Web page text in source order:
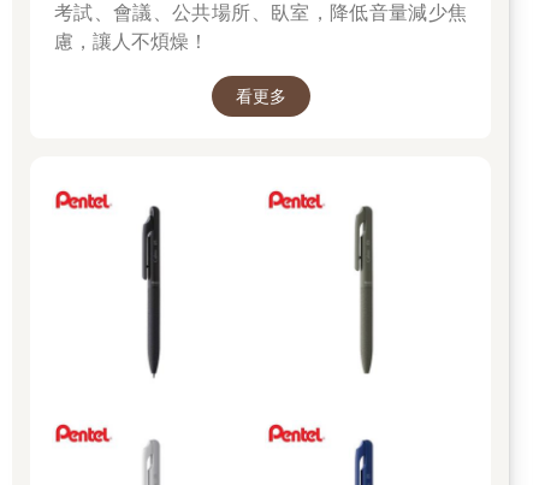
考試、會議、公共場所、臥室，降低音量減少焦
慮，讓人不煩燥！
看更多